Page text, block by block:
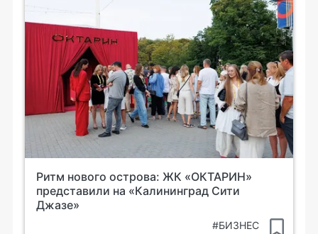
Ритм нового острова: ЖК «ОКТАРИН»
представили на «Калининград Сити
Джазе»
#БИЗНЕС